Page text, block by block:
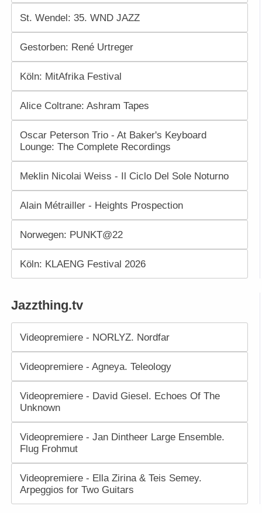
St. Wendel: 35. WND JAZZ
Gestorben: René Urtreger
Köln: MitAfrika Festival
Alice Coltrane: Ashram Tapes
Oscar Peterson Trio - At Baker's Keyboard
Lounge: The Complete Recordings
Meklin Nicolai Weiss - Il Ciclo Del Sole Noturno
Alain Métrailler - Heights Prospection
Norwegen: PUNKT@22
Köln: KLAENG Festival 2026
Jazzthing.tv
Videopremiere - NORLYZ. Nordfar
Videopremiere - Agneya. Teleology
Videopremiere - David Giesel. Echoes Of The
Unknown
Videopremiere - Jan Dintheer Large Ensemble.
Flug Frohmut
Videopremiere - Ella Zirina & Teis Semey.
Arpeggios for Two Guitars